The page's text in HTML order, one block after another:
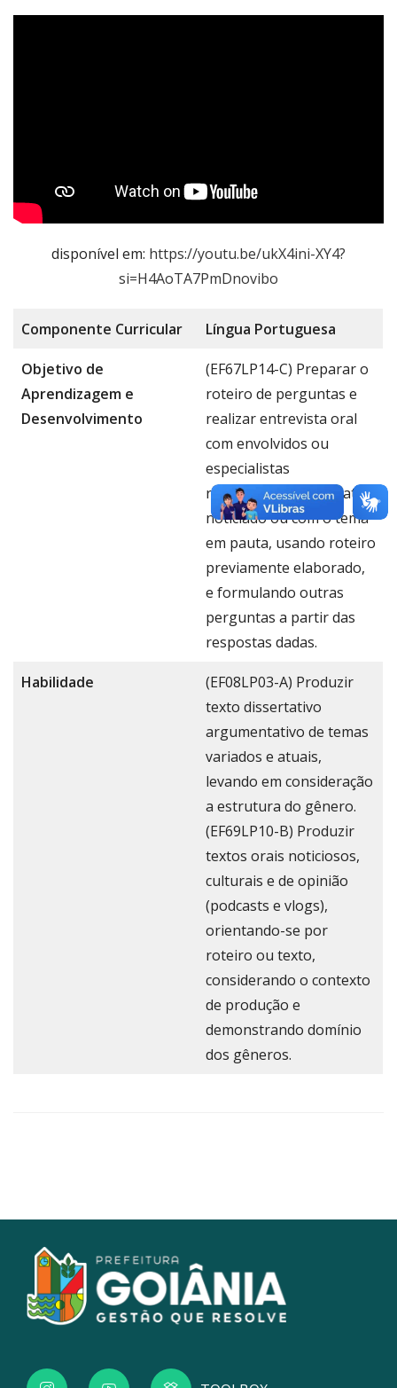
disponível em: https://youtu.be/ukX4ini-XY4?
si=H4AoTA7PmDnovibo
Componente Curricular Língua Portuguesa
Objetivo de
Aprendizagem e
Desenvolvimento
(EF67LP14-C) Preparar o
roteiro de perguntas e
realizar entrevista oral
com envolvidos ou
especialistas
relacionados com o fato
noticiado ou com o tema
em pauta, usando roteiro
previamente elaborado,
e formulando outras
perguntas a partir das
respostas dadas.
Habilidade
(EF08LP03-A) Produzir
texto dissertativo
argumentativo de temas
variados e atuais,
levando em consideração
a estrutura do gênero.
(EF69LP10-B) Produzir
textos orais noticiosos,
culturais e de opinião
(podcasts e vlogs),
orientando-se por
roteiro ou texto,
considerando o contexto
de produção e
demonstrando domínio
dos gêneros.